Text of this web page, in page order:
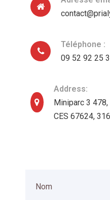
Téléphone :
09 52 92 25
Address:
Miniparc 3
CES 67624,